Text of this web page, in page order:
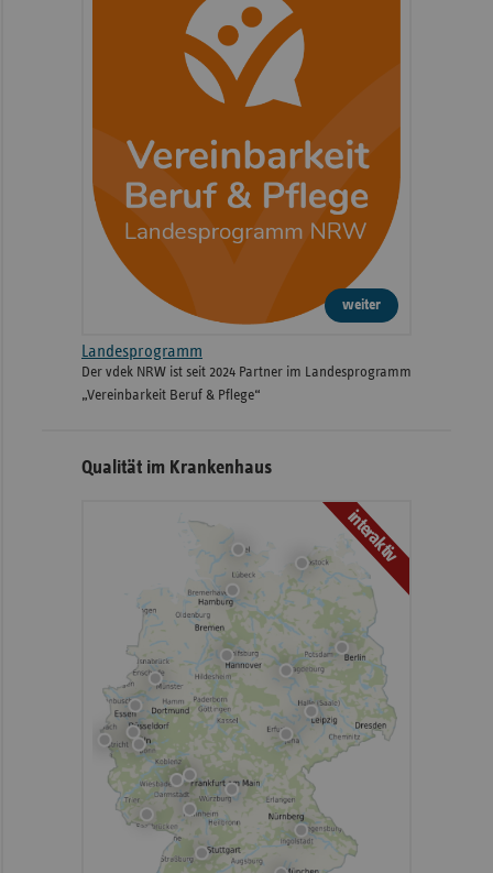
weiter
Landesprogramm
Der vdek NRW ist seit 2024 Partner im Landesprogramm
„Vereinbarkeit Beruf & Pflege“
Qualität im Krankenhaus
interaktiv